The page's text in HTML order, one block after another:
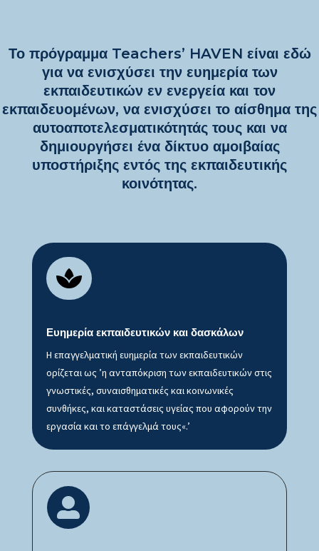
Το πρόγραμμα Teachers’ HAVEN είναι εδώ
για να ενισχύσει την ευημερία των
εκπαιδευτικών εν ενεργεία και τον
εκπαιδευομένων, να ενισχύσει το αίσθημα της
αυτοαποτελεσματικότητάς τους και να
δημιουργήσει ένα δίκτυο αμοιβαίας
υποστήριξης εντός της εκπαιδευτικής
κοινότητας.

Ευημερία εκπαιδευτικών και δασκάλων
Η επαγγελματική ευημερία των εκπαιδευτικών
ορίζεται ως ’η ανταπόκριση των εκπαιδευτικών στις
γνωστικές, συναισθηματικές και κοινωνικές
συνθήκες, και καταστάσεις υγείας που αφορούν την
εργασία και το επάγγελμά τους«.’
